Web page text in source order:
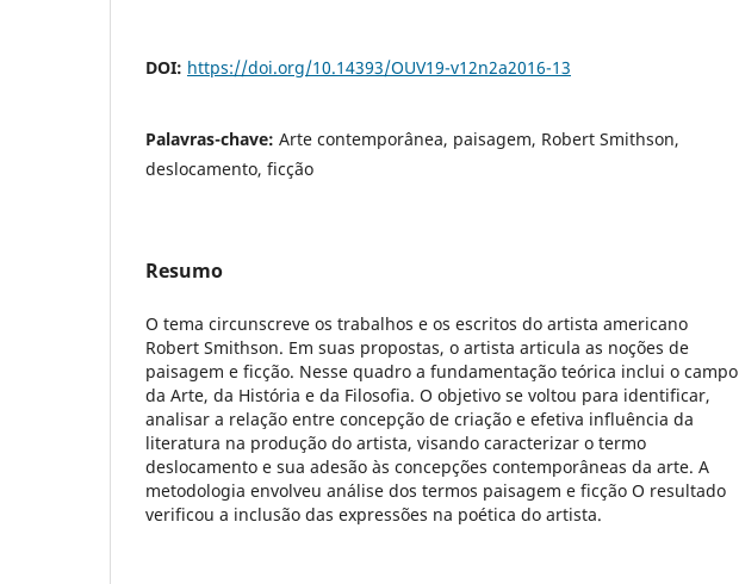
DOI: https://doi.org/10.14393/OUV19-v12n2a2016-13
Palavras-chave: Arte contemporânea, paisagem, Robert Smithson,
deslocamento, ficção
Resumo
O tema circunscreve os trabalhos e os escritos do artista americano
Robert Smithson. Em suas propostas, o artista articula as noções de
paisagem e ficção. Nesse quadro a fundamentação teórica inclui o campo
da Arte, da História e da Filosofia. O objetivo se voltou para identificar,
analisar a relação entre concepção de criação e efetiva influência da
literatura na produção do artista, visando caracterizar o termo
deslocamento e sua adesão às concepções contemporâneas da arte. A
metodologia envolveu análise dos termos paisagem e ficção O resultado
verificou a inclusão das expressões na poética do artista.